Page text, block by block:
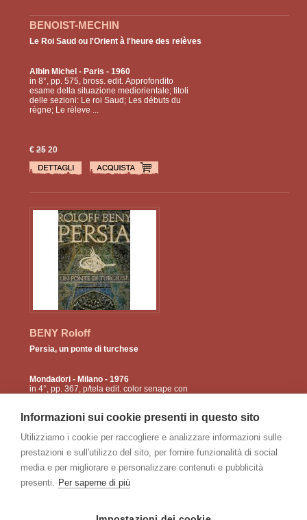
BENOIST-MECHIN
Le Roi Saud ou l'Orient à l'heure des relèves
Albin Michel - Paris - 1960
in 8°, pp. 575, bross. edit. Approfondito
esame della situazione mediorientale; titoli
delle sezioni: Le roi Saud; Les débuts du
règne; Le rèleve ...
€2520
BENY Roloff
Persia, un ponte di turchese
Mondadori- Milano - 1976
in 4°, pp. 367, p/tela edit. color senape con
colori a ...
€5040
pagine: < 4 5 6 7 8
Informazioni sui cookie presenti in questo sito
Utilizziamo i cookie per raccogliere e analizzare informazioni sulle
prestazioni e sull'utilizzo del sito, per fornire funzionalità di social
media e per migliorare e personalizzare contenuti e pubblicità
presenti. Per saperne di più